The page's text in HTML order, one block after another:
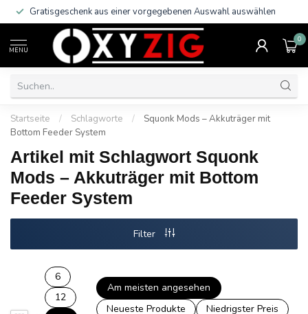
Gratisgeschenk aus einer vorgegebenen Auswahl auswählen
MENU
0
Startseite / Schlagworte /
Squonk Mods – Akkuträger mit
Bottom Feeder System
Artikel mit Schlagwort Squonk
Mods – Akkuträger mit Bottom
Feeder System
Filter
6
12
Am meisten angesehen
Neueste Produkte
Niedrigster Preis